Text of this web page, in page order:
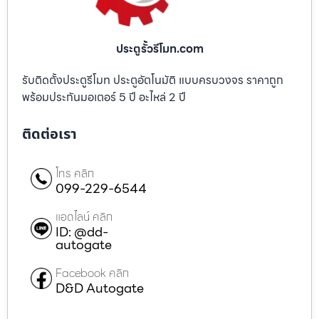
ประตูรั้วรีโมท.com
รับติดตั้งประตูรีโมท ประตูอัตโนมัติ แบบครบวงจร ราคาถูก
พร้อมประกันมอเตอร์ 5 ปี อะไหล่ 2 ปี
ติดต่อเรา
โทร คลิก
099-229-6544
แอดไลน์ คลิก
ID: @dd-
autogate
Facebook คลิก
D&D Autogate